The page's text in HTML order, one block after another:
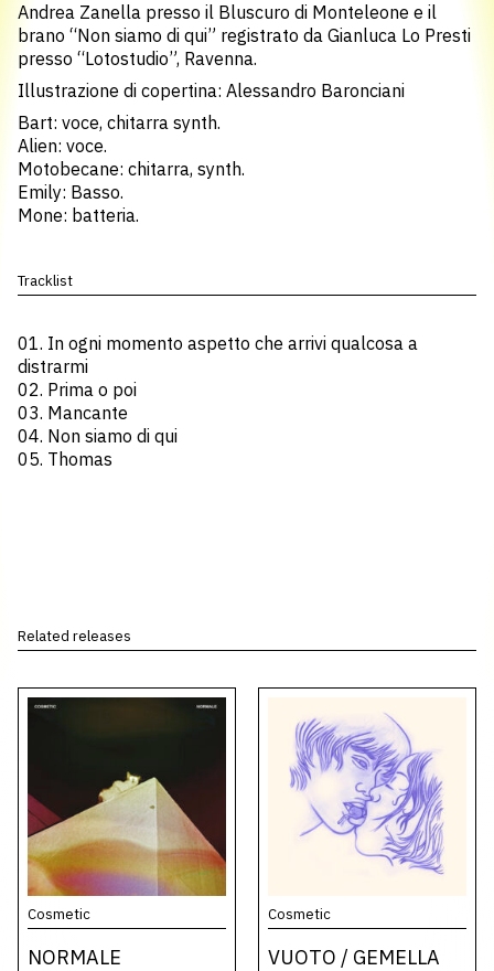
Andrea Zanella presso il Bluscuro di Monteleone e il
brano “Non siamo di qui” registrato da Gianluca Lo Presti
presso “Lotostudio”, Ravenna.
Illustrazione di copertina: Alessandro Baronciani
Bart: voce, chitarra synth.
Alien: voce.
Motobecane: chitarra, synth.
Emily: Basso.
Mone: batteria.
Tracklist
01. In ogni momento aspetto che arrivi qualcosa a
distrarmi
02. Prima o poi
03. Mancante
04. Non siamo di qui
05. Thomas
Related releases
Cosmetic
NORMALE
Cosmetic
VUOTO / GEMELLA